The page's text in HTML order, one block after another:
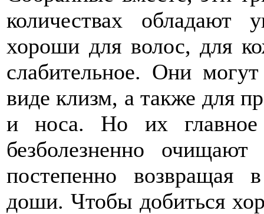
количествах обладают
хороши для волос, для
слабительное. Они
виде клизм, а также для
и носа. Но их
безболезненно
постепенно возвращая
доши. Чтобы добиться